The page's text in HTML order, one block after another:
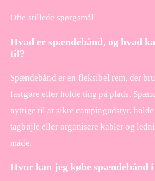
Ofte stillede spørgsmål
Hvad er spændebånd, og hvad
til?
Spændebånd er en fleksibel rem, der
fastgøre eller holde ting på plads.
nyttige til at sikre campingudstyr, holde
tagbøjle eller organisere kabler og
måde.
Hvor kan jeg købe spændebånd